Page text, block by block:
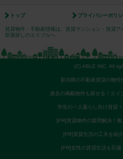
トップ プライバシーポリ
賃貸物件・不動産情報は、賃貸マンション・賃貸
部屋探しのエイブルへ
(C) ABLE INC. All
新潟県の不動産賃貸の物
過去の掲載物件も探せる！エイ
学生の一人暮らし向け賃貸
[PR]賃貸物件の疑問解決！
[PR]賃貸生活の工夫を紹
[PR]女性の賃貸生活を応援